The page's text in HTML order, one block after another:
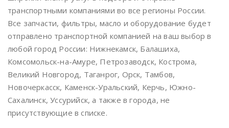
транспортными компаниями во все регионы России.
Все запчасти, фильтры, масло и оборудование будет
отправлено транспортной компанией на ваш выбор в
любой город России: Нижнекамск, Балашиха,
Комсомольск-на-Амуре, Петрозаводск, Кострома,
Великий Новгород, Таганрог, Орск, Тамбов,
Новочеркасск, Каменск-Уральский, Керчь, Южно-
Сахалинск, Уссурийск, а также в города, не
присутствующие в списке.